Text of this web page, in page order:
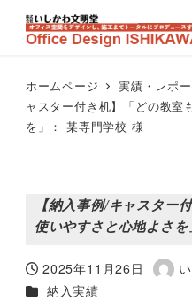
ホームページ 実績・レポー
ャスター付き机】「どの教室
を」： 某専門学校 様
【納入事例/キャスター
使いやすさと心地よさ
投稿日
2025年11月26日
著
カテゴリー（実績レポート）
納入実績